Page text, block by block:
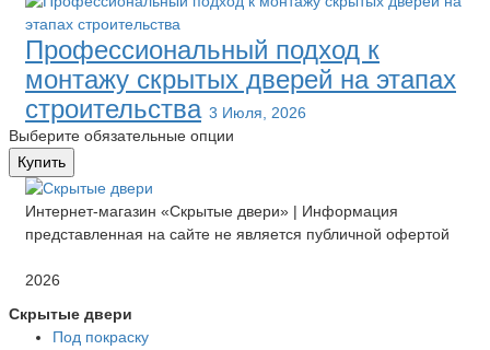
Профессиональный подход к
монтажу скрытых дверей на этапах
строительства 3 Июля, 2026
Выберите обязательные опции
Купить
Интернет-магазин «Скрытые двери» | Информация
представленная на сайте не является публичной офертой
2026
Скрытые двери
Под покраску